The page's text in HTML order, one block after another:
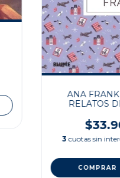
ANA
RELATOS
3 cuotas sin